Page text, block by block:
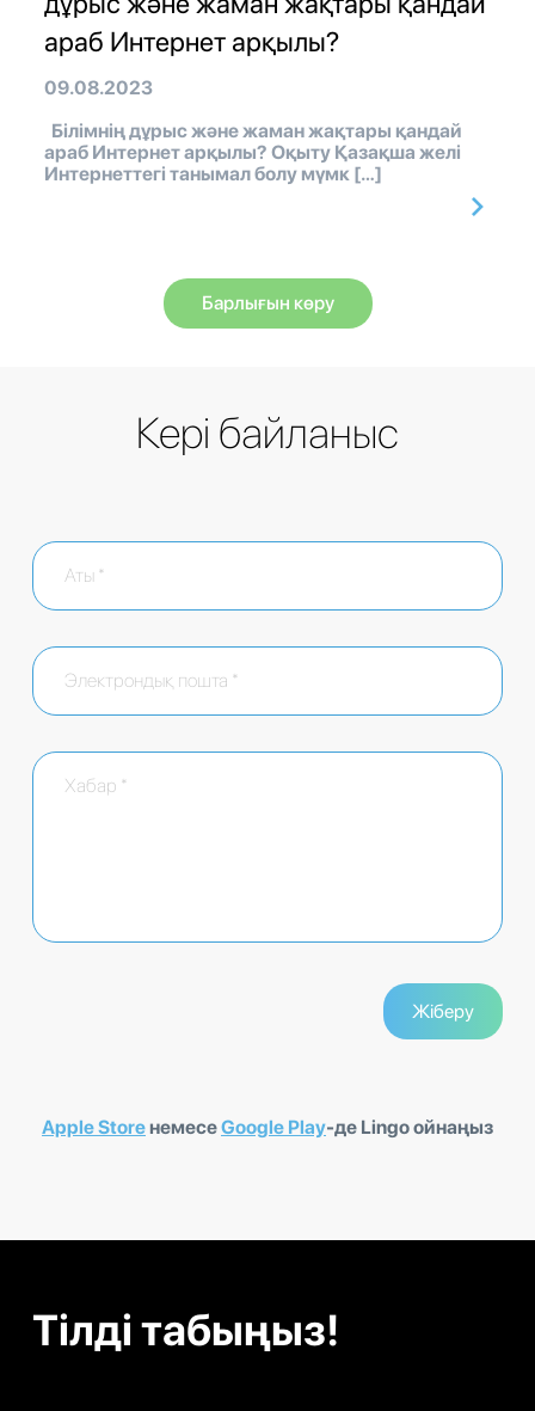
араб Интернет арқылы?
09.08.2023
Білімнің дұрыс және жаман жақтары қандай
араб Интернет арқылы? Оқыту Қазақша желі
Интернеттегі танымал болу мүмк […]
Барлығын көру
Кері байланыс
Apple StoreнемесеGoogle Play-де Lingo ойнаңыз
Тілді табыңыз!